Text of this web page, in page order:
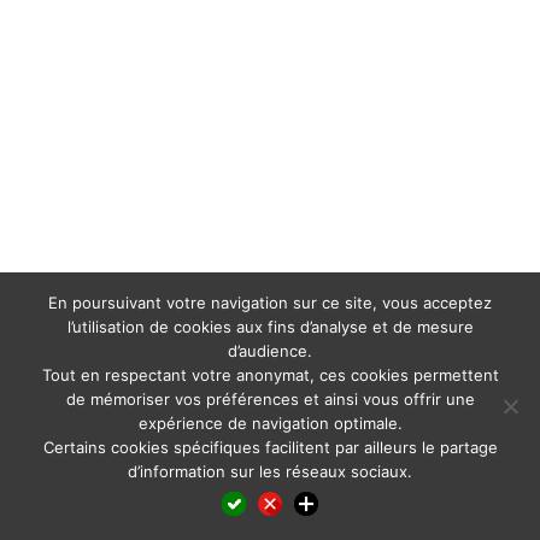
LinkedIn
X WhatsAppPinterest
En poursuivant votre navigation sur ce site, vous acceptez
l’utilisation de cookies aux fins d’analyse et de mesure
d’audience.
Tout en respectant votre anonymat, ces cookies permettent
de mémoriser vos préférences et ainsi vous offrir une
expérience de navigation optimale.
Certains cookies spécifiques facilitent par ailleurs le partage
d’information sur les réseaux sociaux.